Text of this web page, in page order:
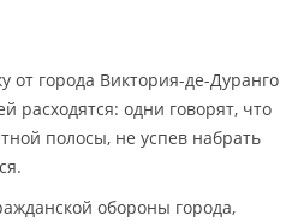
от города Виктория-де-Дуранго
расходятся: одни говорят, что
полосы, не успев набрать
обороны города,